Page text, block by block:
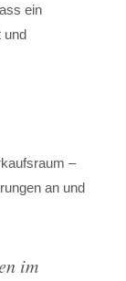
ein
und
–
an und
im